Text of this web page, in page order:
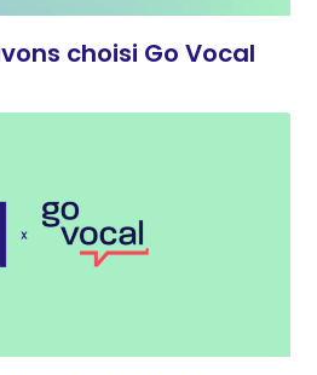
choisi Go Vocal